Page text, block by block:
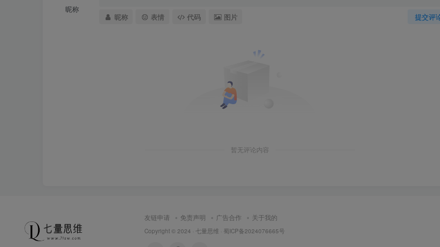
昵称
提交评
昵称 表情 代码 图片
暂无评论内容
友链申请 免责声明 广告合作 关于我的
Copyright © 2024 · 七量思维 · 蜀ICP备2024076665号